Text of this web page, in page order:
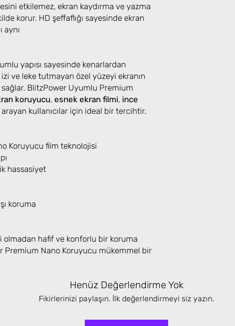
etkilemez, ekran kaydırma ve yazma
korur. HD şeffaflığı sayesinde ekran
aynı
yapısı sayesinde kenarlardan
ve leke tutmayan özel yüzeyi ekranın
BlitzPower Uyumlu Premium
koruyucu, esnek ekran filmi, ince
arayan kullanıcılar için ideal bir tercihtir.
Koruyucu film teknolojisi
hassasiyet
koruma
olmadan hafif ve konforlu bir koruma
Premium Nano Koruyucu mükemmel bir
Henüz Değerlendirme Yok
Fikirlerinizi paylaşın. İlk değerlendirmeyi siz yazın.